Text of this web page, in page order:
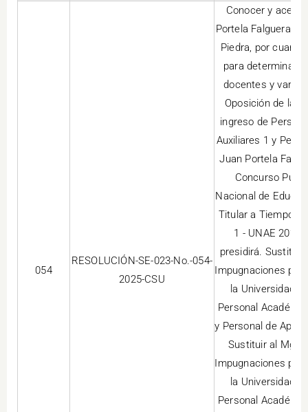
054
RESOLUCIÓN-SE-023-No.-054-
2025-CSU
Conocer y
Portela Falgueras,
Piedra, por
para determinar
docentes y
Oposición de la
ingreso de
Auxiliares 1 y
Juan Portela
Concurso
Nacional de
Titular a Tiempo
1 - UNAE
presidirá. Sustituir
Impugnaciones
la Universidad
Personal
y Personal de
Sustituir al Mgtr.
Impugnaciones
la Universidad
Personal